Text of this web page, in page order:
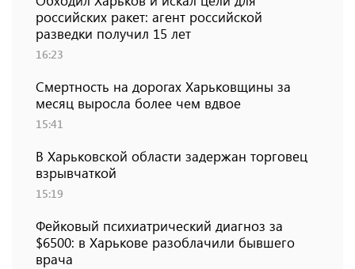
российских ракет: агент российской
разведки получил 15 лет
16:23
Смертность на дорогах Харьковщины за
месяц выросла более чем вдвое
15:41
В Харьковской области задержан торговец
взрывчаткой
15:19
Фейковый психиатрический диагноз за
$6500: в Харькове разоблачили бывшего
врача